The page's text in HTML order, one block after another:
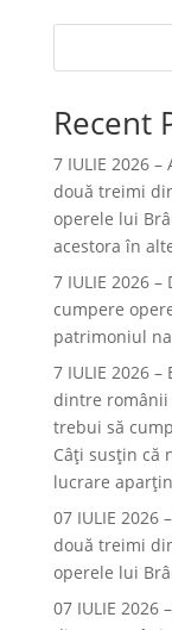
Recent
7 IULIE 2026 –
două treimi
operele lui
acestora în
7 IULIE 2026
cumpere
patrimoniul
7 IULIE 2026 –
dintre românii
trebui să
Câți susțin că
lucrare
07 IULIE 2026
două treimi
operele lui
07 IULIE 2026